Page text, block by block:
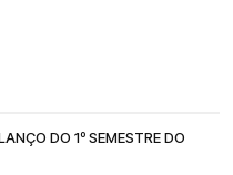
DO 1º SEMESTRE DO